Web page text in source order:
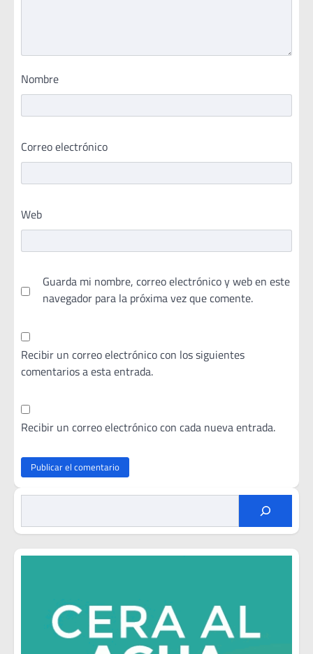
Nombre
Correo electrónico
Web
Guarda mi nombre, correo electrónico y web en este
navegador para la próxima vez que comente.
Recibir un correo electrónico con los siguientes
comentarios a esta entrada.
Recibir un correo electrónico con cada nueva entrada.